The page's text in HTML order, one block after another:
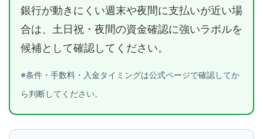
銀行が動きにくい週末や夜間に支払いが近い場
合は、土日祝・夜間の資金確認に強いラボルを
候補として確認してください。
※条件・手数料・入金タイミングは公式ページで確認してか
ら判断してください。